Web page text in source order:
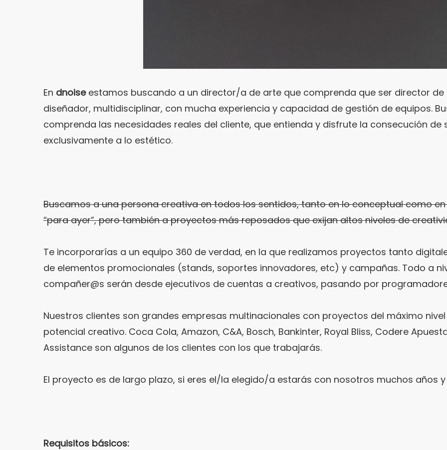
En dnoiseestamos buscando a un director/a de arte que comprenda que ser director de
diseñador, multidisciplinar, con mucha experiencia y capacidad de gestión de equipos.
comprenda las necesidades reales del cliente, que entienda y disfrute la consecución
exclusivamente a lo estético.
Buscamos a una persona creativa en todos los sentidos, tanto en lo conceptual como
“para ayer”, pero también a proyectos más reposados que exijan altos niveles de
Te incorporarías a un equipo 360 de verdad, en la que realizamos proyectos tanto
de elementos promocionales (stands, soportes innovadores, etc) y campañas. Todo a
compañer@s serán desde ejecutivos de cuentas a creativos, pasando por
Nuestros clientes son grandes empresas multinacionales con proyectos del máximo
potencial creativo. Coca Cola, Amazon, C&A, Bosch, Bankinter, Royal Bliss, Codere
Assistance son algunos de los clientes con los que trabajarás.
El proyecto es de largo plazo, si eres el/la elegido/a estarás con nosotros muchos años
Requisitos básicos: